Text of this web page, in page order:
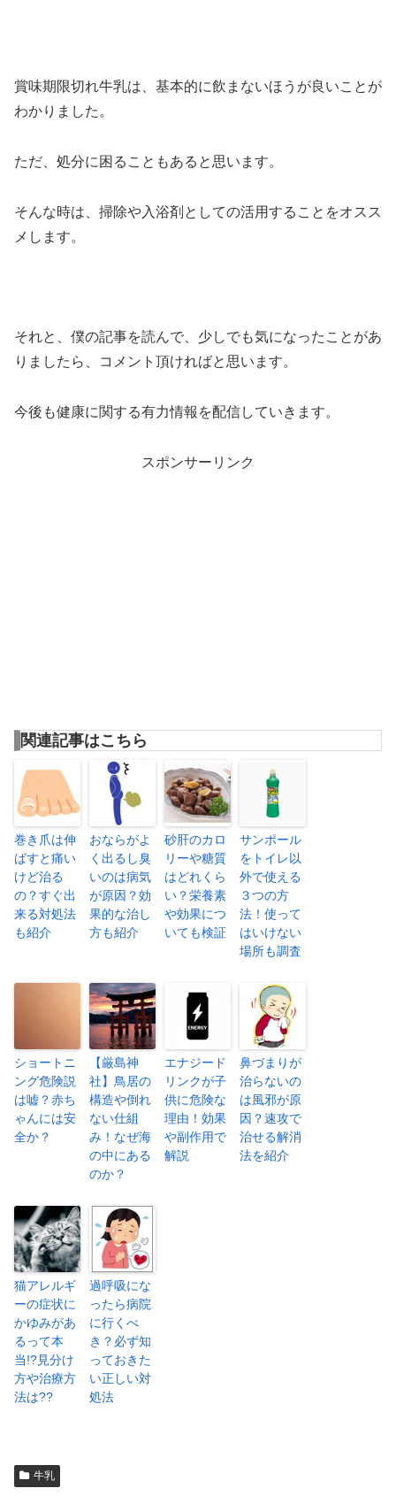
賞味期限切れ牛乳は、基本的に飲まないほうが良いことが
わかりました。
ただ、処分に困ることもあると思います。
そんな時は、掃除や入浴剤としての活用することをオスス
メします。
それと、僕の記事を読んで、少しでも気になったことがあ
りましたら、コメント頂ければと思います。
今後も健康に関する有力情報を配信していきます。
スポンサーリンク
関連記事はこちら
巻き爪は伸
ばすと痛い
けど治る
の？すぐ出
来る対処法
も紹介
おならがよ
く出るし臭
いのは病気
が原因？効
果的な治し
方も紹介
砂肝のカロ
リーや糖質
はどれくら
い？栄養素
や効果につ
いても検証
サンポール
をトイレ以
外で使える
３つの方
法！使って
はいけない
場所も調査
ショートニ
ング危険説
は嘘？赤ち
ゃんには安
全か？
【厳島神
社】鳥居の
構造や倒れ
ない仕組
み！なぜ海
の中にある
のか？
エナジード
リンクが子
供に危険な
理由！効果
や副作用で
解説
鼻づまりが
治らないの
は風邪が原
因？速攻で
治せる解消
法を紹介
猫アレルギ
ーの症状に
かゆみがあ
るって本
当!?見分け
方や治療方
法は??
過呼吸にな
ったら病院
に行くべ
き？必ず知
っておきた
い正しい対
処法
牛乳